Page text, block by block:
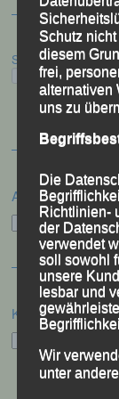
Suchen
Archiv
Archiv
Kategorien
Kategorien
Schutz
diesem
frei,
alternativen
uns zu
Die
Richtlinien-
der
verwendet
soll sowohl
unsere
lesbar und
Wir
unter